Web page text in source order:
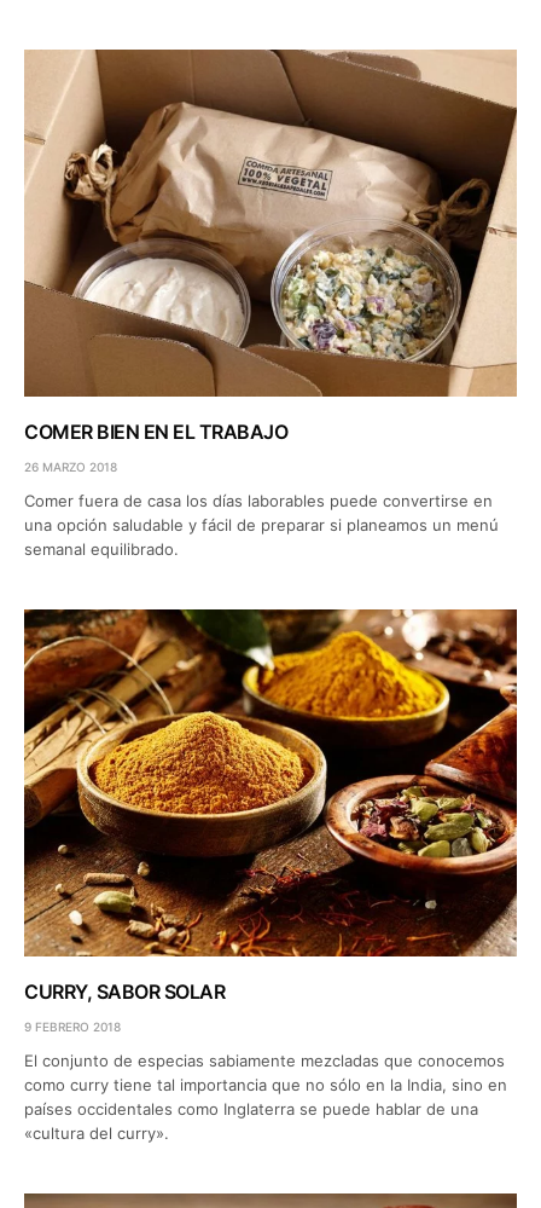
COMER BIEN EN EL TRABAJO
26 MARZO 2018
Comer fuera de casa los días laborables puede convertirse en
una opción saludable y fácil de preparar si planeamos un menú
semanal equilibrado.
CURRY, SABOR SOLAR
9 FEBRERO 2018
El conjunto de especias sabiamente mezcladas que conocemos
como curry tiene tal importancia que no sólo en la India, sino en
países occidentales como Inglaterra se puede hablar de una
«cultura del curry».